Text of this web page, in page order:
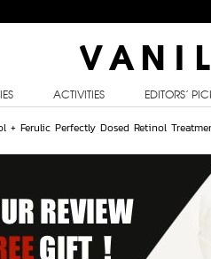
ACTIVITIES EDITORS’
+ Ferulic Perfectly Dosed Retinol